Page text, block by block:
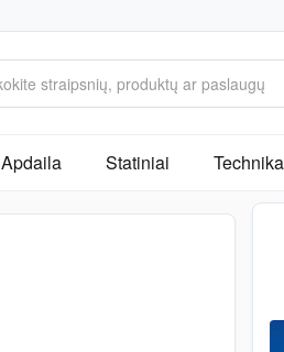
Apdaila Statiniai